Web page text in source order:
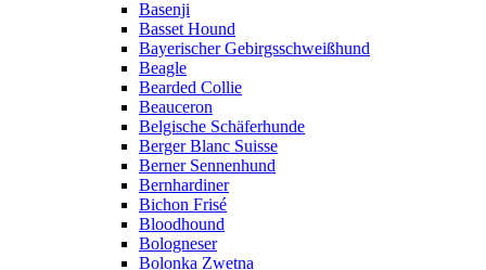
Basenji
Basset Hound
Bayerischer Gebirgsschweißhund
Beagle
Bearded Collie
Beauceron
Belgische Schäferhunde
Berger Blanc Suisse
Berner Sennenhund
Bernhardiner
Bichon Frisé
Bloodhound
Bologneser
Bolonka Zwetna